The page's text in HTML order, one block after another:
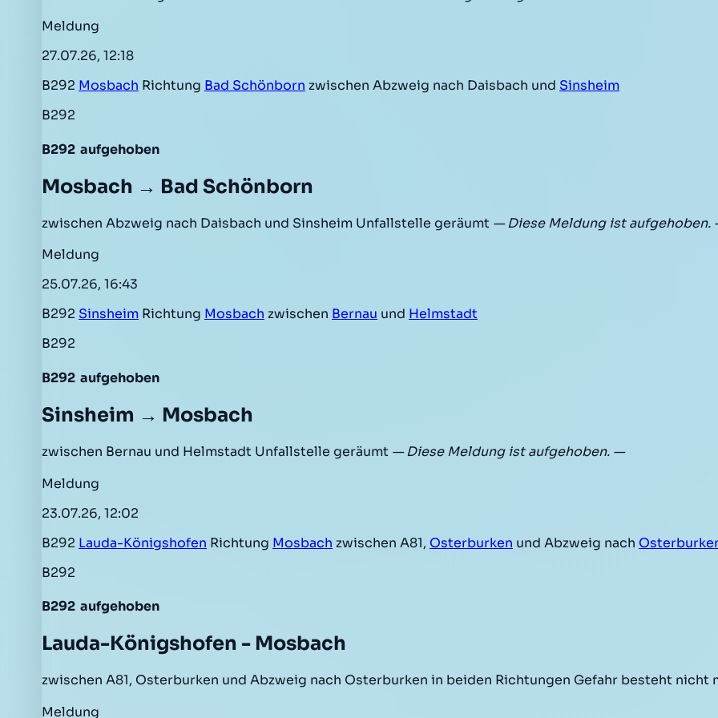
Meldung
27.07.26, 12:18
B292 Mosbach Richtung Bad Schönborn zwischen Abzweig nach Daisbach und Sinsheim
B292
B292 aufgehoben
Mosbach → Bad Schönborn
zwischen Abzweig nach Daisbach und Sinsheim Unfallstelle geräumt — Diese Meldung ist aufgehoben.
Meldung
25.07.26, 16:43
B292 Sinsheim Richtung Mosbach zwischen Bernau und Helmstadt
B292
B292 aufgehoben
Sinsheim → Mosbach
zwischen Bernau und Helmstadt Unfallstelle geräumt — Diese Meldung ist aufgehoben. —
Meldung
23.07.26, 12:02
B292 Lauda-Königshofen Richtung Mosbach zwischen A81, Osterburken und Abzweig nach
B292
B292 aufgehoben
Lauda-Königshofen - Mosbach
zwischen A81, Osterburken und Abzweig nach Osterburken in beiden Richtungen Gefahr besteht nicht
Meldung